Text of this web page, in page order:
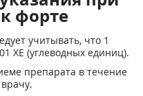
форте
учитывать, что 1
ХЕ (углеводных единиц).
препарата в течение